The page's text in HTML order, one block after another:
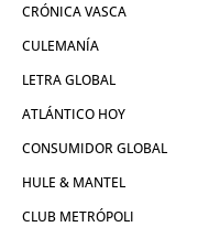
CRÓNICA VASCA
CULEMANÍA
LETRA GLOBAL
ATLÁNTICO HOY
CONSUMIDOR GLOBAL
HULE & MANTEL
CLUB METRÓPOLI